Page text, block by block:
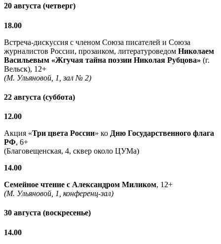
20 августа (четверг)
18.00
Встреча-дискуссия с членом Союза писателей и Союза
журналистов России, прозаиком, литературоведом Николаем
Васильевым «Жгучая тайна поэзии Николая Рубцова» (г.
Вельск), 12+
(М. Ульяновой, 1, зал № 2)
22 августа (суббота)
12.00
Акция «Три цвета России» ко Дню Государственного флага
РФ, 6+
(Благовещенская, 4, сквер около ЦУМа)
14.00
Семейное чтение с Александром Миликом, 12+
(М. Ульяновой, 1, конференц-зал)
30 августа (воскресенье)
14.00